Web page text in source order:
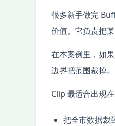
很多新手做完
价值。它负责把
在本案例里，如
边界把范围裁掉
Clip 最适合出现
把全市数据裁